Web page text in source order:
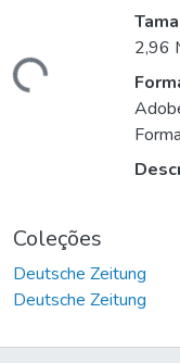
2,96
Coleções
Deutsche Zeitung
Deutsche Zeitung